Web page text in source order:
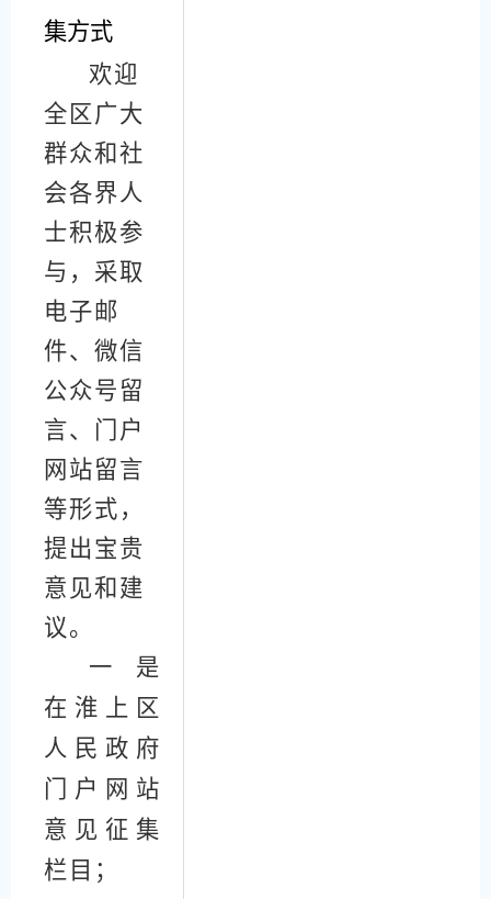
集方式
欢迎
全区广大
群众和社
会各界 人
士积极参
与，采取
电子邮
件、 微信
公众号留
言、 门户
网站留言
等形式，
提出宝贵
意见和建
议。
一是
在 淮上 区
人民政府
门户网站
意见征集
栏目；